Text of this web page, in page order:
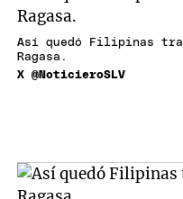
Así quedó Filipinas
Ragasa.
X @NoticieroSLV